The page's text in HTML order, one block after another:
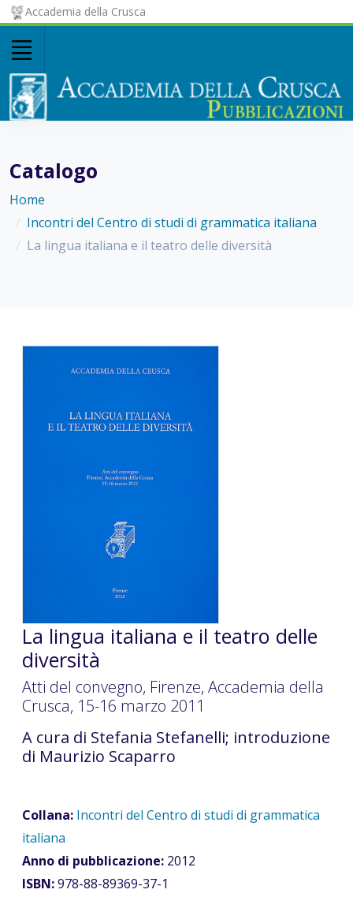
Accademia della Crusca
Catalogo
Home
Incontri del Centro di studi di grammatica italiana
La lingua italiana e il teatro delle diversità
La lingua italiana e il teatro delle
diversità
Atti del convegno, Firenze, Accademia della
Crusca, 15-16 marzo 2011
A cura di Stefania Stefanelli; introduzione
di Maurizio Scaparro
Collana: Incontri del Centro di studi di grammatica
italiana
Anno di pubblicazione: 2012
ISBN:978-88-89369-37-1